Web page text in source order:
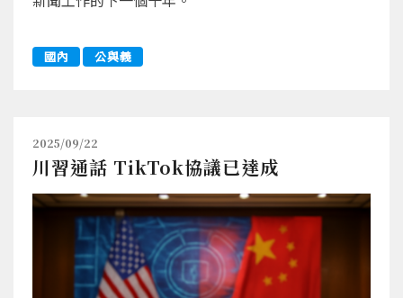
國內 公與義
2025/09/22
川習通話 TikTok協議已達成